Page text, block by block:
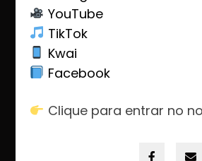
YouTube
TikTok
Kwai
Facebook
Clique para entrar no